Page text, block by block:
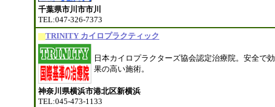
千葉県市川市市川
TEL:047-326-7373
TRINITY カイロプラクティック
日本カイロプラクターズ協会認定治療院。安全で効
果の高い施術。
神奈川県横浜市港北区新横浜
TEL:045-473-1133